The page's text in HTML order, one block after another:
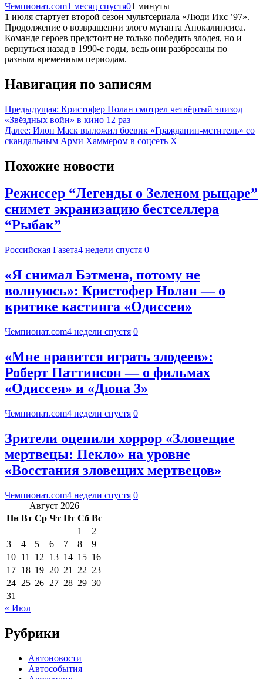
Чемпионат.com1 месяц спустя01 минуты
1 июля стартует второй сезон мультсериала «Люди Икс ’97».
Продолжение о возвращении злого мутанта Апокалипсиса.
Команде героев предстоит не только победить злодея, но и
вернуться назад в 1990-е годы, ведь они разбросаны по
разным временным периодам.
Навигация по записям
Предыдущая: Кристофер Нолан смотрел четвёртый эпизод
«Звёздных войн» в кино 12 раз
Далее: Илон Маск выложил боевик «Гражданин-мститель» со
скандальным Арми Хаммером в соцсеть X
Похожие новости
Режиссер “Легенды о Зеленом рыцаре”
снимет экранизацию бестселлера
“Рыбак”
Российская Газета4 недели спустя 0
«Я снимал Бэтмена, потому не
волнуюсь»: Кристофер Нолан — о
критике кастинга «Одиссеи»
Чемпионат.com4 недели спустя 0
«Мне нравится играть злодеев»:
Роберт Паттинсон — о фильмах
«Одиссея» и «Дюна 3»
Чемпионат.com4 недели спустя 0
Зрители оценили хоррор «Зловещие
мертвецы: Пекло» на уровне
«Восстания зловещих мертвецов»
Чемпионат.com4 недели спустя 0
Август 2026
Пн Вт Ср Чт Пт Сб Вс
1
2
3
4 5 6 7 8
9
10 11 12 13 14 15 16
17 18 19 20 21 22 23
24 25 26 27 28 29 30
31
« Июл
Рубрики
Автоновости
Автособытия